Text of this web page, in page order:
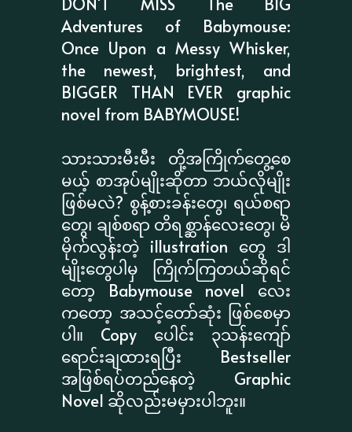
Adventures of Babymouse:
Once Upon a Messy Whisker,
the newest, brightest, and
BIGGER THAN EVER graphic
novel from BABYMOUSE!
သားသားမီးမီး တို့အကြိုက်တွေ့စေ
မယ့် စာအုပ်မျိုးဆိုတာ ဘယ်လိုမျိုး
ဖြစ်မလဲ? စွန့်စားခန်းတွေ၊ ရယ်စရာ
တွေ၊ ချစ်စရာ တိရစ္ဆာန်လေးတွေ၊ မိ
မိုက်လွန်းတဲ့ illustration တွေ ဒါ
မျိုးတွေပါမှ ကြိုက်ကြတယ်ဆိုရင်
တော့ Babymouse novel လေး
ကတော့ အသင့်တော်ဆုံး ဖြစ်စေမှာ
ပါ။ Copy ပေါင်း ၃သန်းကျော်
ရောင်းချထားရပြီး Bestseller
အဖြစ်ရပ်တည်နေတဲ့ Graphic
Novel ဆိုလည်းမမှားပါဘူး။